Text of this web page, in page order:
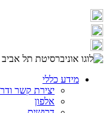
מידע כללי
יצירת קשר
אלפון